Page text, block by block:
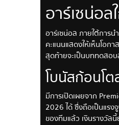
อาร์เซน่อ
อาร์เซน่อล ภายใต้การ
คะแนนแสดงให้เห็นโอ
สุดท้ายจะเป็นบททดสอ
โบนัสก้อนโต
มีการเปิดเผยจาก
2026 ได้ ซึ่งถือเป็นแรง
ของทีมแล้ว เงินรางวัล